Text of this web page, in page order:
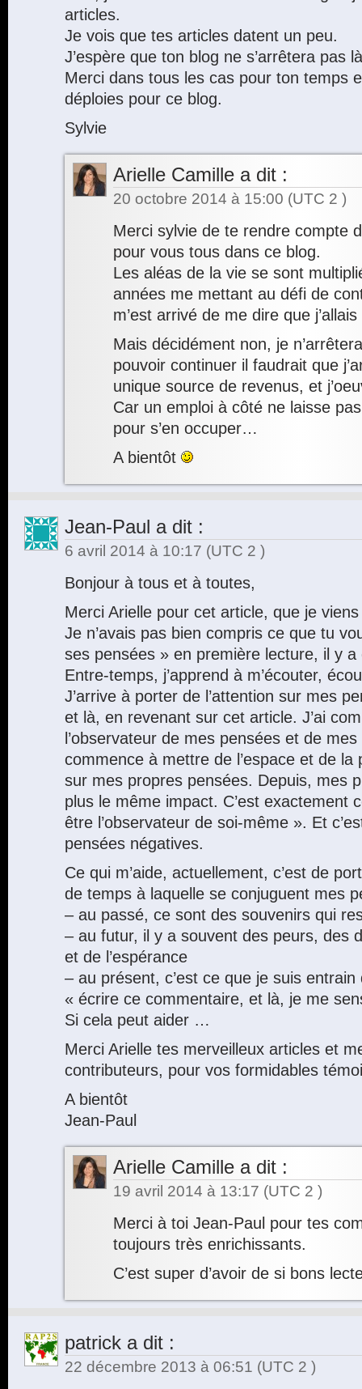
articles.
Je vois que tes articles datent un peu.
J’espère que ton blog ne s’arrêtera pas
Merci dans tous les cas pour ton temps
déploies pour ce blog.
Sylvie
Arielle Camille a dit :
20 octobre 2014 à 15:00 (UTC 2 )
Merci sylvie de te rendre compte
pour vous tous dans ce blog.
Les aléas de la vie se sont
années me mettant au défi de
m’est arrivé de me dire que
Mais décidément non, je
pouvoir continuer il faudrait que
unique source de revenus, et
Car un emploi à côté ne laisse
pour s’en occuper…
A bientôt
Jean-Paul a dit :
6 avril 2014 à 10:17 (UTC 2 )
Bonjour à tous et à toutes,
Merci Arielle pour cet article, que je
Je n’avais pas bien compris ce que tu
ses pensées » en première lecture, il y
Entre-temps, j’apprend à m’écouter,
J’arrive à porter de l’attention sur mes
et là, en revenant sur cet article. J’ai
l’observateur de mes pensées et de
commence à mettre de l’espace et de la
sur mes propres pensées. Depuis, mes
plus le même impact. C’est exactement
être l’observateur de soi-même ». Et
pensées négatives.
Ce qui m’aide, actuellement, c’est de
de temps à laquelle se conjuguent mes
– au passé, ce sont des souvenirs qui
– au futur, il y a souvent des peurs, des
et de l’espérance
– au présent, c’est ce que je suis
« écrire ce commentaire, et là, je me
Si cela peut aider …
Merci Arielle tes merveilleux articles et
contributeurs, pour vos formidables
A bientôt
Jean-Paul
Arielle Camille a dit :
19 avril 2014 à 13:17 (UTC 2 )
Merci à toi Jean-Paul pour tes
toujours très enrichissants.
C’est super d’avoir de si bons
patrick a dit :
22 décembre 2013 à 06:51 (UTC 2 )